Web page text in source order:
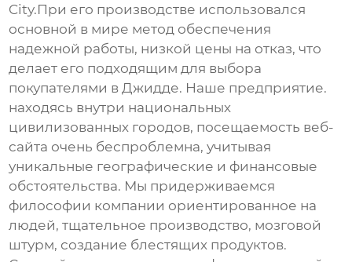
City.При его производстве использовался
основной в мире метод обеспечения
надежной работы, низкой цены на отказ, что
делает его подходящим для выбора
покупателями в Джидде. Наше предприятие.
находясь внутри национальных
цивилизованных городов, посещаемость веб-
сайта очень беспроблемна, учитывая
уникальные географические и финансовые
обстоятельства. Мы придерживаемся
философии компании ориентированное на
людей, тщательное производство, мозговой
штурм, создание блестящих продуктов.